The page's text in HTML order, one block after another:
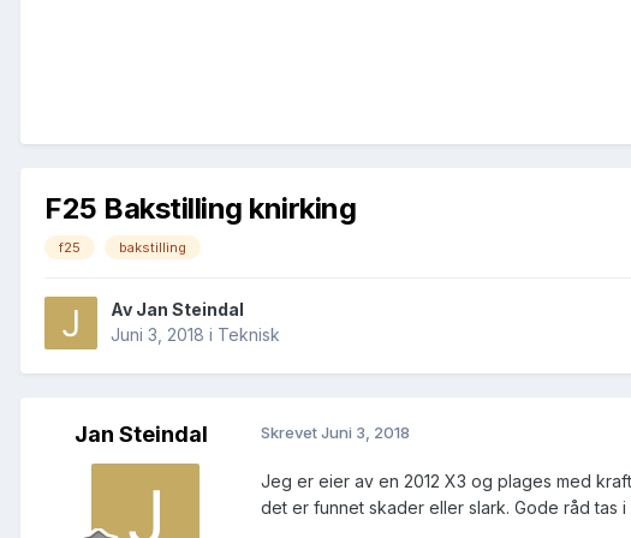
F25 Bakstilling knirking
f25 bakstilling
Av Jan Steindal
Juni 3, 2018 i Teknisk
Jan Steindal SkrevetJuni 3, 2018
Jeg er eier av en 2012 X3 og plages med
det er funnet skader eller slark. Gode råd tas i